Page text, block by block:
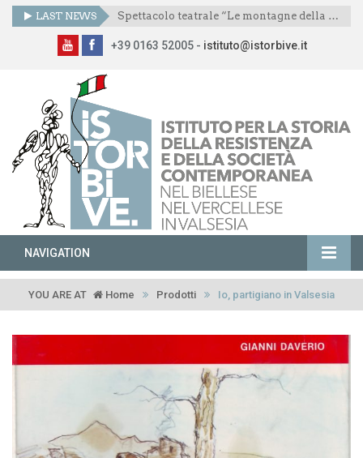
LAST NEWS Spettacolo teatrale “Le montagne della libertà”
+39 0163 52005 - istituto@istorbive.it
NAVIGATION
YOU ARE AT Home Prodotti Io, partigiano in Valsesia